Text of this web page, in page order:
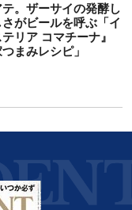
。ザーサイの発酵し
がビールを呼ぶ「イ
リア コマチーナ』
まみレシピ」